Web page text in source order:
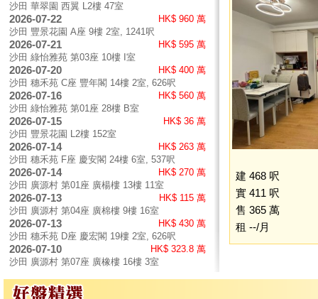
沙田 華翠園 西翼 L2樓 47室
2026-07-22
HK$ 960 萬
沙田 豐景花園 A座 9樓 2室, 1241呎
2026-07-21
HK$ 595 萬
沙田 綠怡雅苑 第03座 10樓 I室
2026-07-20
HK$ 400 萬
沙田 穗禾苑 C座 豐年閣 14樓 2室, 626呎
2026-07-16
HK$ 560 萬
沙田 綠怡雅苑 第01座 28樓 B室
2026-07-15
HK$ 36 萬
沙田 豐景花園 L2樓 152室
2026-07-14
HK$ 263 萬
沙田 穗禾苑 F座 慶安閣 24樓 6室, 537呎
2026-07-14
HK$ 270 萬
沙田 廣源村 第01座 廣楊樓 13樓 11室
2026-07-13
HK$ 115 萬
沙田 廣源村 第04座 廣棉樓 9樓 16室
2026-07-13
HK$ 430 萬
沙田 穗禾苑 D座 慶宏閣 19樓 2室, 626呎
2026-07-10
HK$ 323.8 萬
沙田 廣源村 第07座 廣橡樓 16樓 3室
建 468 呎
實 411 呎
售 365 萬
租 --/月